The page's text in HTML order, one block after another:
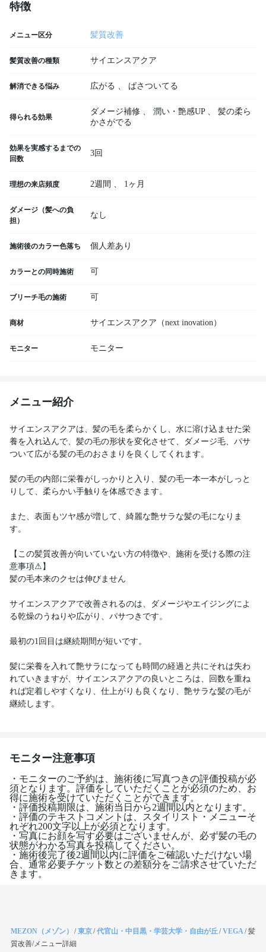
特徴
メニュー区分 髪質改善
髪質改善の種類 サイエンスアクア
解消できる悩み 広がる 、 ぱさついてる
得られる効果
ダメージ補修 、 潤い・艶感UP 、
髪の柔ら
かさがでる
効果を実感するまでの
回数
3回
理想の来店頻度 2週間 、 1ヶ月
ダメージ（髪への負
担）
なし
施術後のカラー色落ち 個人差あり
カラーとの同時施術 可
ブリーチ毛の施術 可
商材 サイエンスアクア（next inovation）
モニター モニター
メニュー紹介
サイエンスアクアは、髪の毛を柔らかくし、水に溶け込ませた栄
養を入れ込んで、髪の毛の形状を変化させて、ダメージ毛、パサ
ついて広がる髪の毛のおさまりを良くしてくれます。
髪の毛の内部に栄養がしっかりと入り、髪の毛一本一本がしっと
りして、柔らかい手触りを体感できます。
また、表面もツヤ感が増して、綺麗な艶サラな髪の毛になりま
す。
【この髪質改善が向いていない方の特徴や、施術を受ける際の注
意事項⚠】
髪の毛本来のクセは伸びません
サイエンスアクアで改善されるのは、ダメージやエイジングによ
る乾燥のうねりや広がり、パサつきです。
最初の1回目は継続期間が短いです。
髪に栄養を入れて艶サラになっても時間の経過と共にそれは失わ
れていきますが、サイエンスアクアの良いところは、回数を重ね
れば定着しやすくなり、仕上がりも良くなり、艶サラな髪の毛が
継続します。
モニター注意事項
・モニターのご予約は、施術後に写真つきの評価投稿が必
須となります。評価をしていただくことが必須のため、お
得に施術を受けていただくことができます。
・評価投稿期限は、施術当日から2週間以内となります。
・評価のテキストコメントは、スタイリスト・メニューそ
れぞれ200文字以上が必須となります。
・写真にお顔を写す必要はございませんが、必ず髪の毛の
状態がわかる写真を投稿してください。
・施術後完了後2週間以内に評価をご確認いただけない場
合、通常必要チケット数との差額分をご請求させていただ
きます。
MEZON（メゾン） /東京/代官山・中目黒・学芸大学・自由が丘/VEGA/髪
質改善/メニュー詳細